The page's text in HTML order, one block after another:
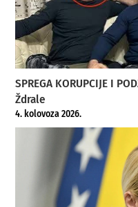
SPREGA KORUPCIJE I
Ždrale
4. kolovoza 2026.